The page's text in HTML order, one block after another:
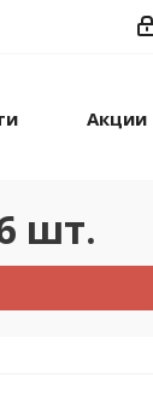
Акции
шт.